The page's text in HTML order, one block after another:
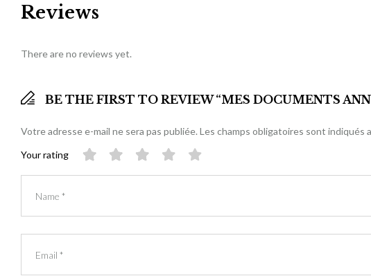
Reviews
There are no reviews yet.
BE THE FIRST TO REVIEW “MES DOCUMENTS
Votre adresse e-mail ne sera pas publiée.Les champs obligatoires sont indiqués
Your rating